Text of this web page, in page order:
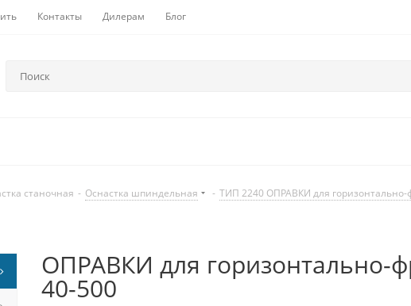
Контакты Дилерам Блог
станочная - Оснастка шпиндельная - ТИП 2240 ОПРАВКИ для
ОПРАВКИ для горизонтально-
40-500